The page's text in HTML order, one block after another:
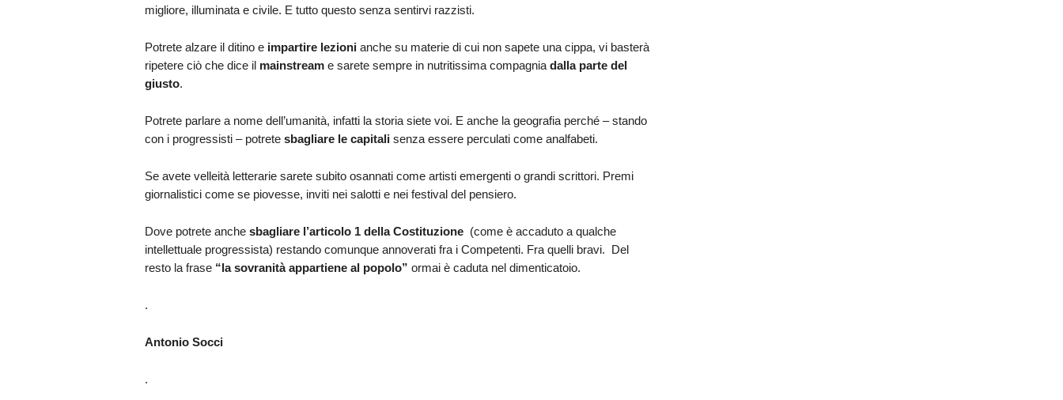
migliore, illuminata e civile. E tutto questo senza sentirvi razzisti.
Potrete alzare il ditino e impartire lezionianche su materie di cui non sapete una cippa, vi basterà
ripetere ciò che dice il mainstreame sarete sempre in nutritissima compagnia dalla parte del
giusto.
Potrete parlare a nome dell’umanità, infatti la storia siete voi. E anche la geografia perché – stando
con i progressisti – potrete sbagliare le capitalisenza essere perculati come analfabeti.
Se avete velleità letterarie sarete subito osannati come artisti emergenti o grandi scrittori. Premi
giornalistici come se piovesse, inviti nei salotti e nei festival del pensiero.
Dove potrete anche sbagliare l’articolo 1 della Costituzione (come è accaduto a qualche
intellettuale progressista) restando comunque annoverati fra i Competenti. Fra quelli bravi. Del
resto la frase “la sovranità appartiene al popolo” ormai è caduta nel dimenticatoio.
.
Antonio Socci
.